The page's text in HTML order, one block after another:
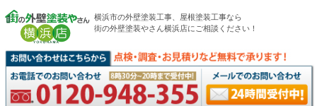
横浜市の外壁塗装工事、屋根塗装工事なら
街の外壁塗装やさん横浜店にご相談ください！